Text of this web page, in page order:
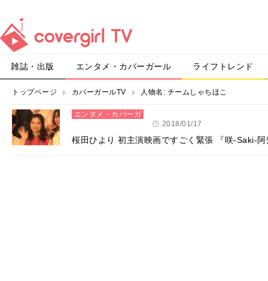
雑誌・出版 エンタメ・カバーガール ライフトレンド
トップページ カバーガールTV 人物名: チームしゃちほこ
エンタメ・カバーガ
2018/01/17
桜田ひより 初主演映画ですごく緊張 『咲-Saki-